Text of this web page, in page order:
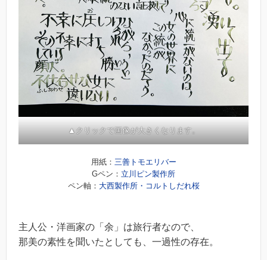
▲クリックで画像が大きくなります。
用紙： 三善トモエリバー
Gペン： 立川ピン製作所
ペン軸： 大西製作所・コルトしだれ桜
主人公・洋画家の「余」は旅行者なので、
那美の素性を聞いたとしても、一過性の存在。